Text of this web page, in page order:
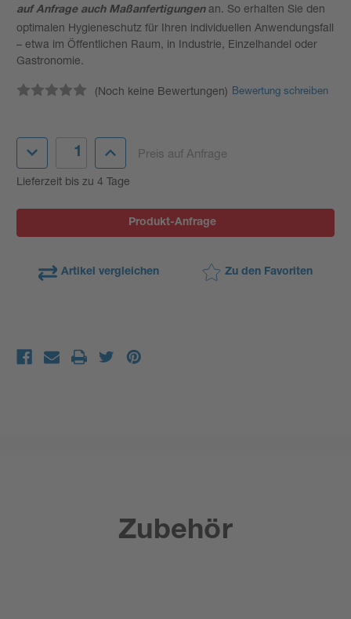
auf Anfrage auch Maßanfertigungenan. So erhalten Sie den
optimalen Hygieneschutz für Ihren individuellen Anwendungsfall
– etwa im Öffentlichen Raum, in Industrie, Einzelhandel oder
Gastronomie.
(Noch keine Bewertungen) Bewertung schreiben
Aktueller
Lagerbestand:
Menge
von
Hailo
Einhänge-
von
Hailo
Einhänge-
Infotafel
Preis auf Anfrage
Lieferzeit bis zu 4 Tage
Produkt-Anfrage
Artikel vergleichen Zu den Favoriten
Zubehör